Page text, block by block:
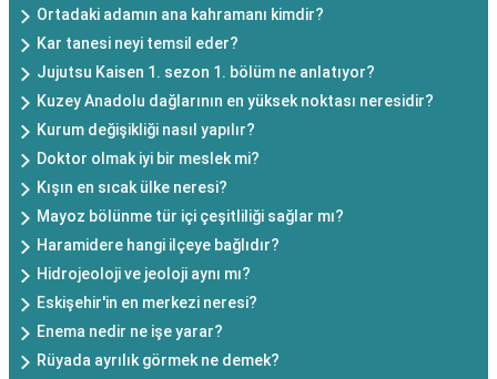
Ortadaki adamın ana kahramanı kimdir?
Kar tanesi neyi temsil eder?
Jujutsu Kaisen 1. sezon 1. bölüm ne anlatıyor?
Kuzey Anadolu dağlarının en yüksek noktası neresidir?
Kurum değişikliği nasıl yapılır?
Doktor olmak iyi bir meslek mi?
Kışın en sıcak ülke neresi?
Mayoz bölünme tür içi çeşitliliği sağlar mı?
Haramidere hangi ilçeye bağlıdır?
Hidrojeoloji ve jeoloji aynı mı?
Eskişehir'in en merkezi neresi?
Enema nedir ne işe yarar?
Rüyada ayrılık görmek ne demek?